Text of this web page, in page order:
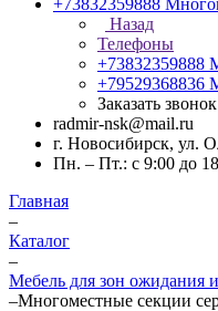
+73832359888
Назад
Телефоны
+73832359888
+79529368836
Заказать звонок
radmir-nsk@mail.ru
г. Новосибирск, ул.
Пн. – Пт.: с 9:00 до
Главная
–
Каталог
–
Мебель для зон ожидания
–Многоместные секции